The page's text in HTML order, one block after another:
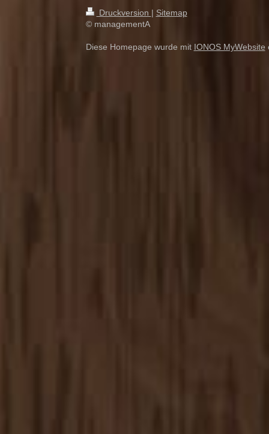
Druckversion | Sitemap
© managementA
Diese Homepage wurde mit IONOS MyWebsite